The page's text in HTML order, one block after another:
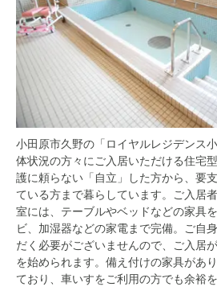
小田原市久野の「ロイヤルレジデンス
体状況の方々にご入居いただける住宅
護に頼らない「自立」した方から、要
ている方まで暮らしています。ご入居
室には、テーブルやベッドなどの家具
ビ、加湿器などの家電まで完備。ご自
だく必要がございませんので、ご入居
を始められます。備え付けの家具があ
ており、車いすをご利用の方でも余裕